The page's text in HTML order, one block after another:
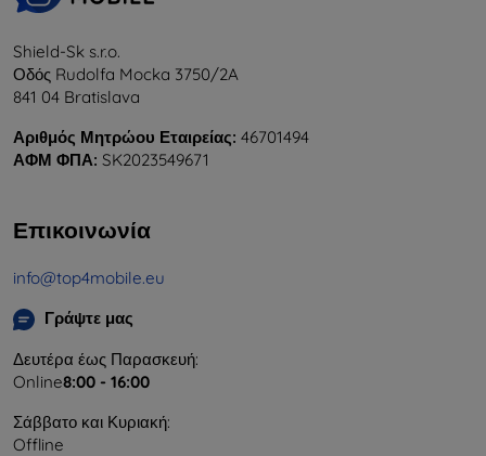
Shield-Sk s.r.o.
Οδός Rudolfa Mocka 3750/2A
841 04 Bratislava
Αριθμός Μητρώου Εταιρείας: 46701494
ΑΦΜ ΦΠΑ: SK2023549671
Επικοινωνία
info@top4mobile.eu
Γράψτε μας
Δευτέρα έως Παρασκευή:
Online8:00 - 16:00
Σάββατο και Κυριακή:
Offline